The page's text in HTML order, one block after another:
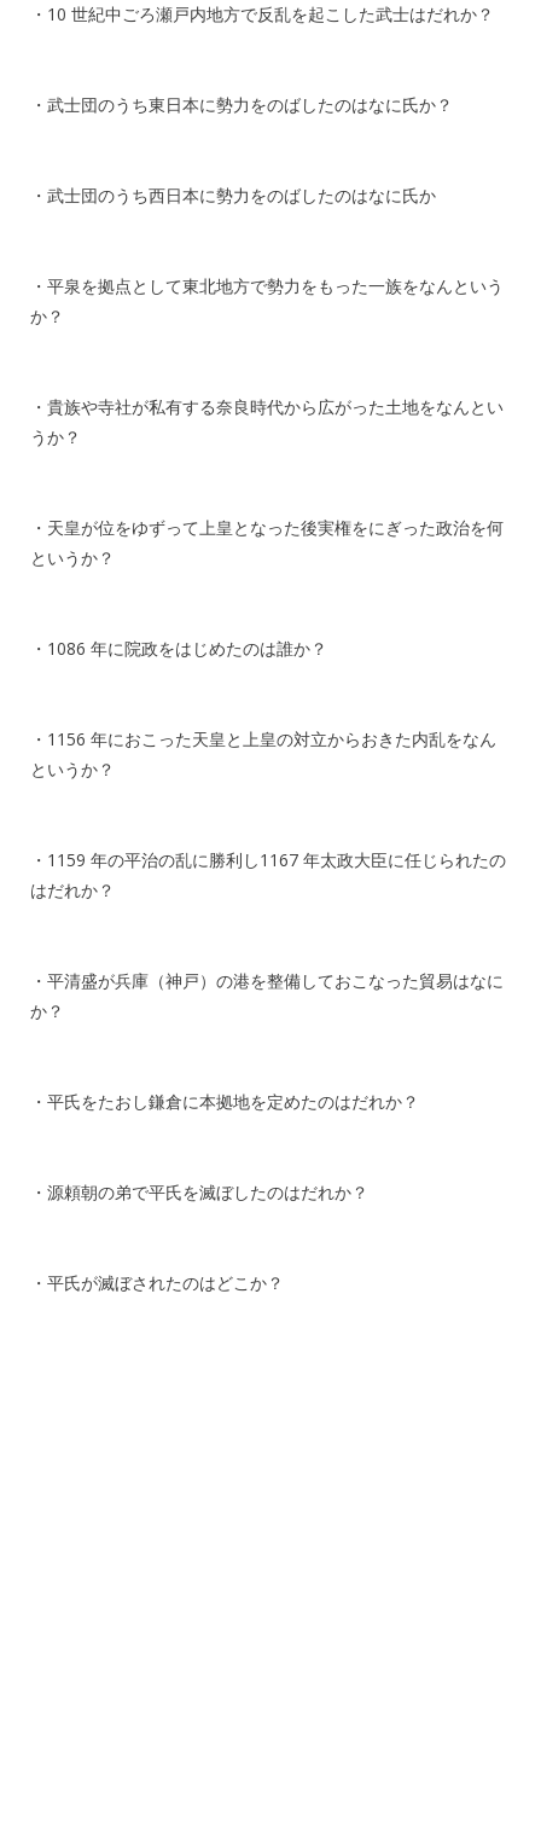
・10 世紀中ごろ瀬戸内地方で反乱を起こした武士はだれか？
・武士団のうち東日本に勢力をのばしたのはなに氏か？
・武士団のうち西日本に勢力をのばしたのはなに氏か
・平泉を拠点として東北地方で勢力をもった一族をなんという
か？
・貴族や寺社が私有する奈良時代から広がった土地をなんとい
うか？
・天皇が位をゆずって上皇となった後実権をにぎった政治を何
というか？
・1086 年に院政をはじめたのは誰か？
・1156 年におこった天皇と上皇の対立からおきた内乱をなん
というか？
・1159 年の平治の乱に勝利し1167 年太政大臣に任じられたの
はだれか？
・平清盛が兵庫（神戸）の港を整備しておこなった貿易はなに
か？
・平氏をたおし鎌倉に本拠地を定めたのはだれか？
・源頼朝の弟で平氏を滅ぼしたのはだれか？
・平氏が滅ぼされたのはどこか？